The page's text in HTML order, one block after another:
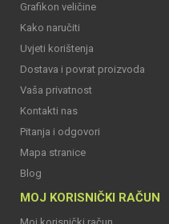
Grafikon veličine
Kako naručiti
Uvjeti korištenja
Dostava i povrat proizvoda
Vaša privatnost
Kontakti nas
Pitanja i odgovori
Mapa stranice
Blog
MOJ KORISNIČKI RAČUN